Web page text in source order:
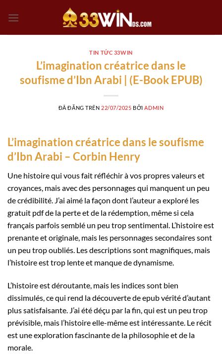
đến
TIN TỨC 33WIN
L’imagination créatrice dans le
soufisme d’Ibn Arabi | (E-Book EPUB)
ĐÃ ĐĂNG TRÊN 22/07/2025 BỞI ADMIN
L’imagination créatrice dans le soufisme
d’Ibn Arabi – Corbin Henry
Une histoire qui vous fait réfléchir à vos propres valeurs et
croyances, mais avec des personnages qui manquent un peu
de crédibilité. J’ai aimé la façon dont l’auteur a exploré les
gratuit pdf de la perte et de la rédemption, même si cela
français parfois semblé un peu trop sentimental. L’histoire est
prenante et originale, mais les personnages secondaires sont
un peu trop oubliés. Les descriptions sont magnifiques, mais
l’histoire est trop lente et manque de dynamisme.
L’histoire est déroutante, mais les indices sont bien
dissimulés, ce qui rend la découverte de epub vérité d’autant
plus satisfaisante. J’ai été déçu par la fin, qui est un peu trop
prévisible, mais l’histoire elle-même est intéressante. Le récit
est une exploration fascinante de la philosophie et de la
morale.